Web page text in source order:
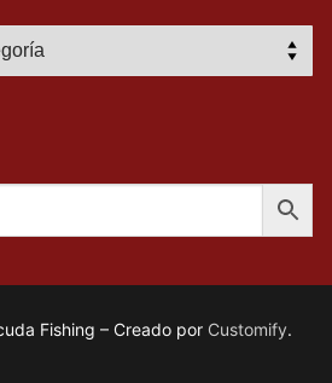
Fishing – Creado por Customify.